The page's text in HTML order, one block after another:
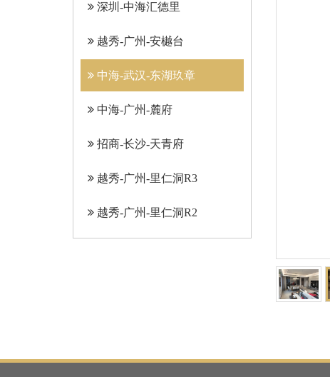
深圳-中海汇德里
越秀-广州-安樾台
中海-武汉-东湖玖章
中海-广州-麓府
招商-长沙-天青府
越秀-广州-里仁洞R3
越秀-广州-里仁洞R2